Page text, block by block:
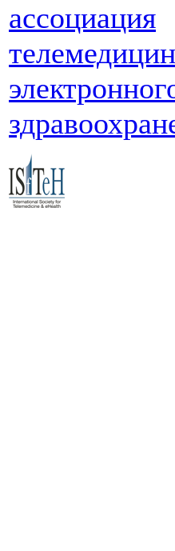
ассоциация